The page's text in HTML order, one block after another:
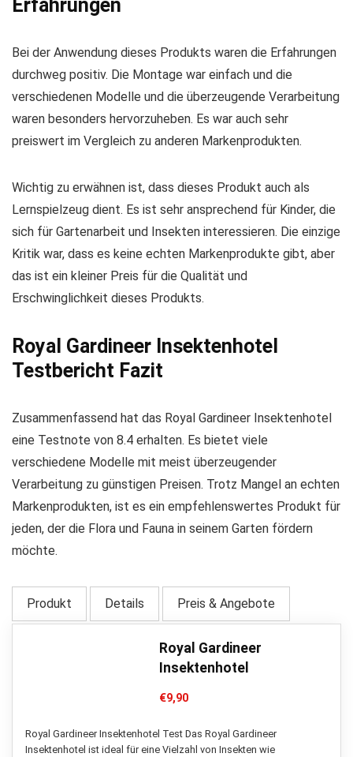
Erfahrungen
Bei der Anwendung dieses Produkts waren die Erfahrungen
durchweg positiv. Die Montage war einfach und die
verschiedenen Modelle und die überzeugende Verarbeitung
waren besonders hervorzuheben. Es war auch sehr
preiswert im Vergleich zu anderen Markenprodukten.
Wichtig zu erwähnen ist, dass dieses Produkt auch als
Lernspielzeug dient. Es ist sehr ansprechend für Kinder, die
sich für Gartenarbeit und Insekten interessieren. Die einzige
Kritik war, dass es keine echten Markenprodukte gibt, aber
das ist ein kleiner Preis für die Qualität und
Erschwinglichkeit dieses Produkts.
Royal Gardineer Insektenhotel
Testbericht Fazit
Zusammenfassend hat das Royal Gardineer Insektenhotel
eine Testnote von 8.4 erhalten. Es bietet viele
verschiedene Modelle mit meist überzeugender
Verarbeitung zu günstigen Preisen. Trotz Mangel an echten
Markenprodukten, ist es ein empfehlenswertes Produkt für
jeden, der die Flora und Fauna in seinem Garten fördern
möchte.
Produkt Details Preis & Angebote
Royal Gardineer
Insektenhotel
€9,90
Royal Gardineer Insektenhotel Test Das Royal Gardineer
Insektenhotel ist ideal für eine Vielzahl von Insekten wie